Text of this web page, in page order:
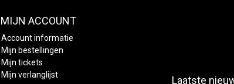
MIJN ACCOUNT
Account informatie
Mijn bestellingen
Mijn tickets
Mijn verlanglijst
Laatste